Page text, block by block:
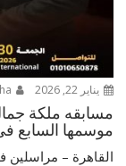
يناير 22, 2026
مسابقه ملكة
موسمها السابع في 30
القاهرة – مراسلين